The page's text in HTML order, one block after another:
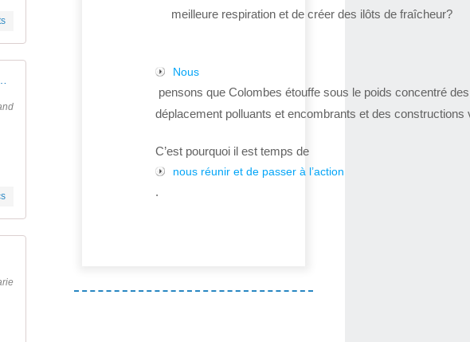
meilleure respiration et de créer des ilôts de fraîcheur?
Nous
pensons que Colombes étouffe sous le poids concentré
déplacement polluants et encombrants et des constructions
C’est pourquoi il est temps de
nous réunir et de passer à l’action
.